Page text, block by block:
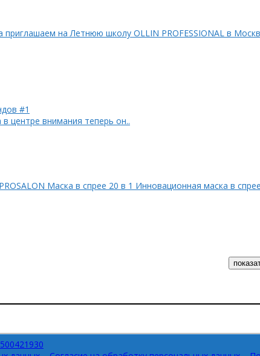
приглашаем на Летнюю школу OLLIN PROFESSIONAL в
#1
в центре внимания теперь он..
Маска в спрее 20 в 1 Инновационная маска в